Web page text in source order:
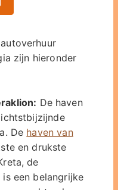
zijn hieronder
De haven
De haven van
en drukste
de
een belangrijke